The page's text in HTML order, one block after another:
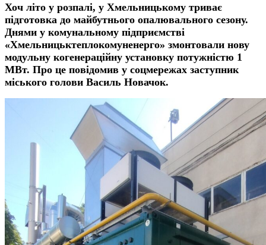
Хоч літо у розпалі, у Хмельницькому триває
підготовка до майбутнього опалювального сезону.
Днями у комунальному підприємстві
«Хмельницьктеплокомуненерго» змонтовали нову
модульну когенераційну установку потужністю 1
МВт. Про це повідомив у соцмережах заступник
міського голови Василь Новачок.